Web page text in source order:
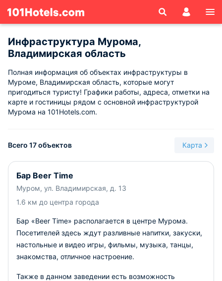
Инфраструктура Мурома,
Владимирская область
Полная информация об объектах инфраструктуры в
Муроме, Владимирская область, которые могут
пригодиться туристу! Графики работы, адреса, отметки на
карте и гостиницы рядом с основной инфраструктурой
Мурома на 101Hotels.com.
Всего 17 объектов Карта
Бар Beer Time
Муром, ул. Владимирская, д. 13
1.6 км до центра города
Бар «Beer Time» располагается в центре Мурома.
Посетителей здесь ждут разливные напитки, закуски,
настольные и видео игры, фильмы, музыка, танцы,
знакомства, отличное настроение.
Также в данном заведении есть возможность